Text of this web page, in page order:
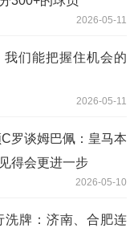
2026-05-11
们能把握住机会的
2026-05-11
罗谈姆巴佩：皇马本
得会更进一步
2026-05-10
洗牌：济南、合肥连